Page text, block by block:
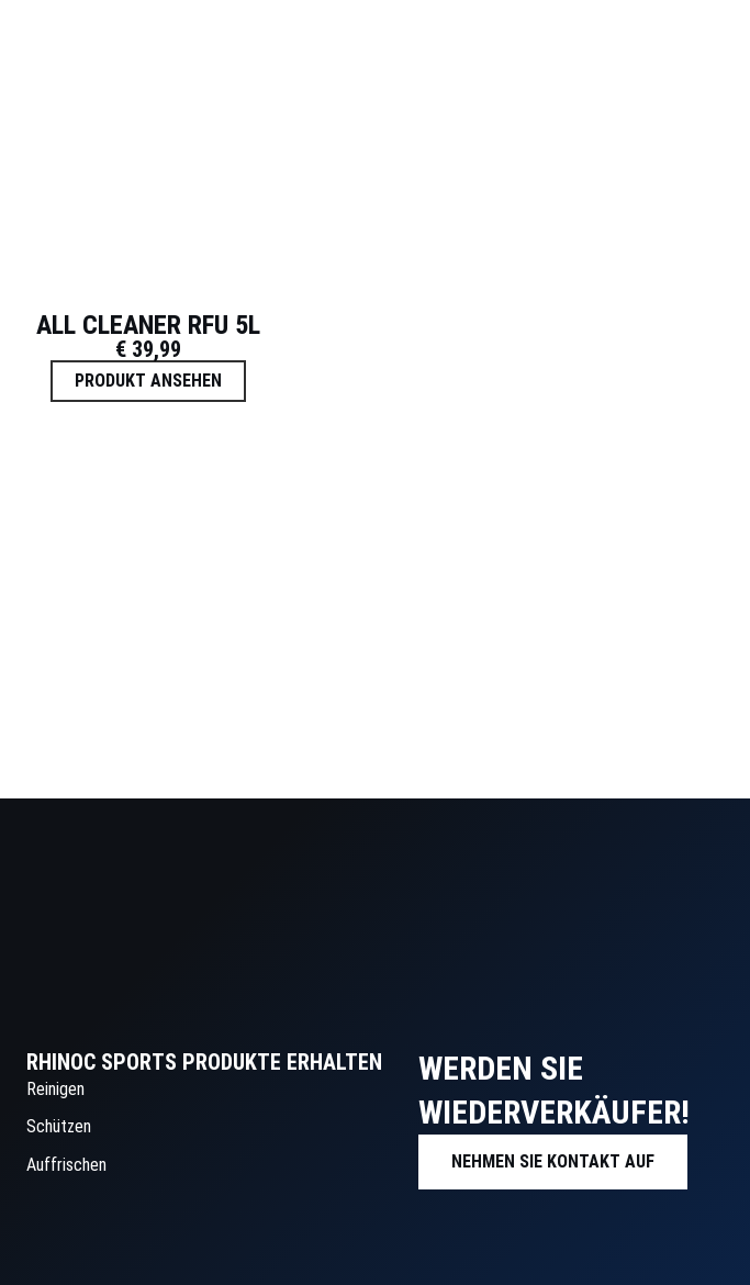
ALL CLEANER RFU 5L
€39,99
PRODUKT ANSEHEN
RHINOC SPORTS PRODUKTE ERHALTEN
Reinigen
Schützen
Auffrischen
WERDEN SIE
WIEDERVERKÄUFER!
NEHMEN SIE KONTAKT AUF